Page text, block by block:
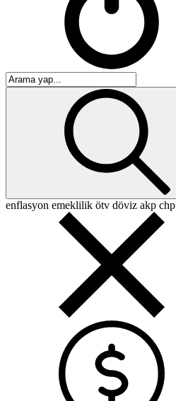
enflasyon emeklilik ötv döviz akp chp